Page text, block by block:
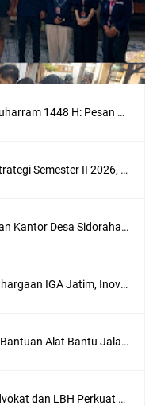
Selamat Tahun Baru Islam 1 Muharram 1448 H: Pesan Hijrah Drs. H. Husnul Aqib, M.M. untuk Negeri
FOZ Jawa Timur Mantapkan Strategi Semester II 2026, Fokus pada Penguatan SDM Amil dan Kolaborasi BerdampakNarasi
Bupati Gresik Gus Yani Resmikan Kantor Desa Sidoraharjo: Simbol Komitmen Pelayanan Publik dan Kepedulian Sosial
Yayuk Eko Supatemi Raih Penghargaan IGA Jatim, Inovasi Wayang Kulit untuk Anak Berkebutuhan Khusus
Media Peduli Bangsa Salurkan Bantuan Alat Bantu Jalan untuk Lansia
Hari Jadi Pertama PHIGMA: Advokat dan LBH Perkuat Soliditas di Jakarta